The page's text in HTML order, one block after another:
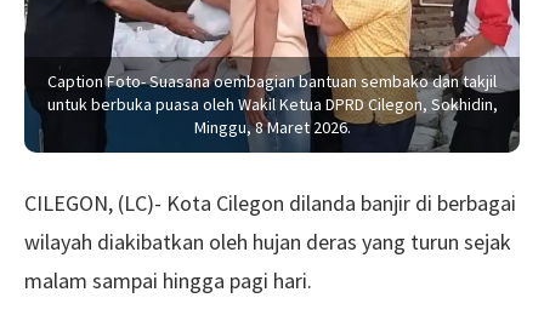
Caption Foto- Suasana oembagian bantuan sembako dan takjil
untuk berbuka puasa oleh Wakil Ketua DPRD Cilegon, Sokhidin,
Minggu, 8 Maret 2026.
CILEGON, (LC)- Kota Cilegon dilanda banjir di berbagai
wilayah diakibatkan oleh hujan deras yang turun sejak
malam sampai hingga pagi hari.